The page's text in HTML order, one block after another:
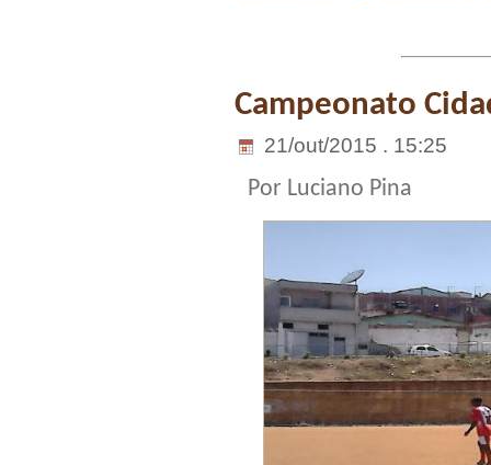
Campeonato
21/out/2015 . 15:25
Por Luciano Pina